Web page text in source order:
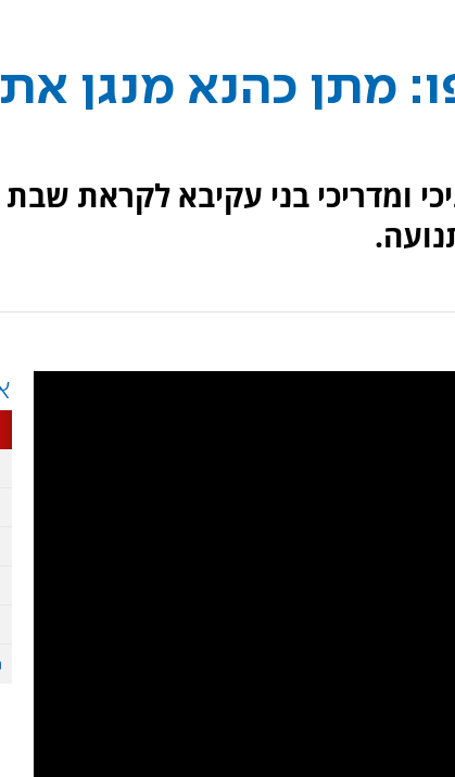
מתן כהנא מנגן את
ומדריכי בני עקיבא לקראת שבת